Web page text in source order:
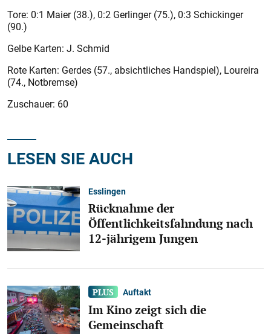
Tore: 0:1 Maier (38.), 0:2 Gerlinger (75.), 0:3 Schickinger
(90.)
Gelbe Karten: J. Schmid
Rote Karten: Gerdes (57., absichtliches Handspiel), Loureira
(74., Notbremse)
Zuschauer: 60
LESEN SIE AUCH
Esslingen
Rücknahme der
Öffentlichkeitsfahndung nach
12-jährigem Jungen
Auftakt
Im Kino zeigt sich die
Gemeinschaft